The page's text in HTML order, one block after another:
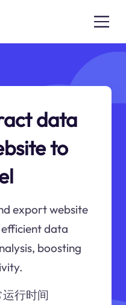
data
to
export website
data
boosting
运行时间